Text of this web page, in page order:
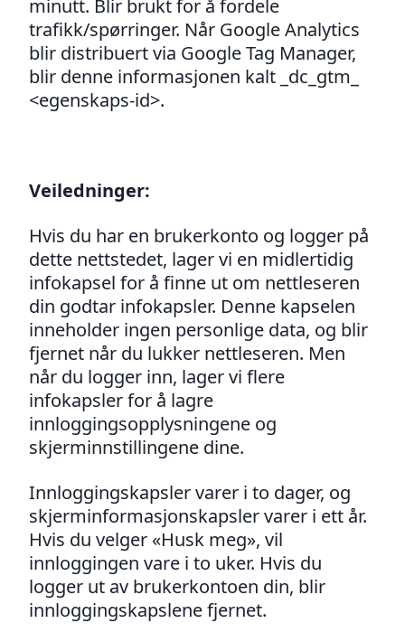
minutt. Blir brukt for å fordele
trafikk/spørringer. Når Google Analytics
blir distribuert via Google Tag Manager,
blir denne informasjonen kalt _dc_gtm_
<egenskaps-id>.
Veiledninger:
Hvis du har en brukerkonto og logger på
dette nettstedet, lager vi en midlertidig
infokapsel for å finne ut om nettleseren
din godtar infokapsler. Denne kapselen
inneholder ingen personlige data, og blir
fjernet når du lukker nettleseren. Men
når du logger inn, lager vi flere
infokapsler for å lagre
innloggingsopplysningene og
skjerminnstillingene dine.
Innloggingskapsler varer i to dager, og
skjerminformasjonskapsler varer i ett år.
Hvis du velger «Husk meg», vil
innloggingen vare i to uker. Hvis du
logger ut av brukerkontoen din, blir
innloggingskapslene fjernet.